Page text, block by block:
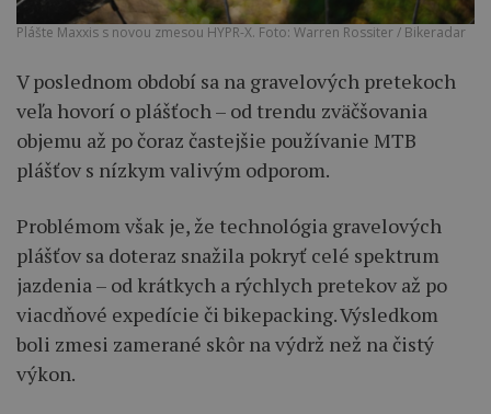
Plášte Maxxis s novou zmesou HYPR-X. Foto: Warren Rossiter / Bikeradar
V poslednom období sa na gravelových pretekoch
veľa hovorí o plášťoch – od trendu zväčšovania
objemu až po čoraz častejšie používanie MTB
plášťov s nízkym valivým odporom.
Problémom však je, že technológia gravelových
plášťov sa doteraz snažila pokryť celé spektrum
jazdenia – od krátkych a rýchlych pretekov až po
viacdňové expedície či bikepacking. Výsledkom
boli zmesi zamerané skôr na výdrž než na čistý
výkon.